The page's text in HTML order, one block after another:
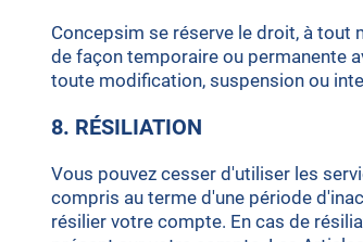
Concepsim se réserve le droit, à tout
de façon temporaire ou permanente
toute modification, suspension ou
8. RÉSILIATION
Vous pouvez cesser d'utiliser les
compris au terme d'une période
résilier votre compte. En cas de